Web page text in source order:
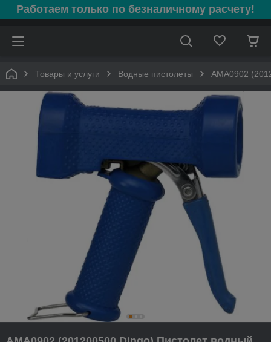
Работаем только по безналичному расчету!
Товары и услуги Водные пистолеты AMA0902